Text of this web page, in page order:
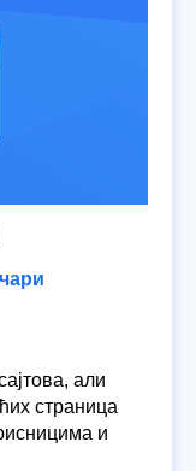
али
страница
и